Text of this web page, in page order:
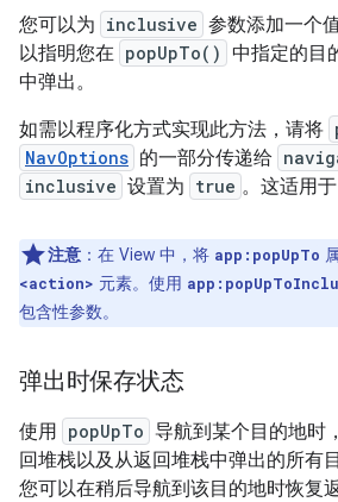
您可以为 inclusive 参数添加一个
以指明您在 popUpTo() 中指定的目
中弹出。
如需以程序化方式实现此方法，请将
NavOptions 的一部分传递给
inclusive 设置为 true 。这适用
注意 ：在 View 中，将 app:popUpTo
<action> 元素。使用
包含性参数。
弹出时保存状态
使用 popUpTo 导航到某个目的地时
回堆栈以及从返回堆栈中弹出的所有
您可以在稍后导航到该目的地时恢复